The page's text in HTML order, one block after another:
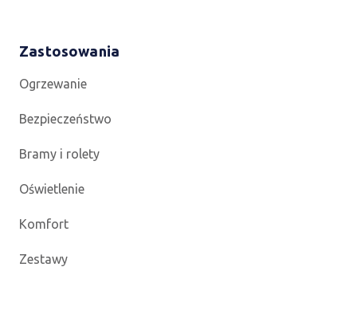
Zastosowania
Ogrzewanie
Bezpieczeństwo
Bramy i rolety
Oświetlenie
Komfort
Zestawy